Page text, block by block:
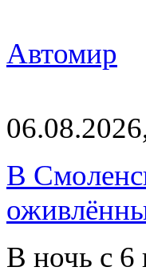
Автомир
В
В ночь с 6